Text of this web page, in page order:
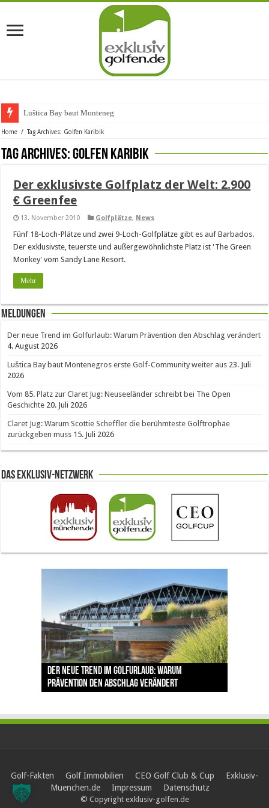
Luštica Bay baut Montenegros
Home / Tag Archives: Golfen Karibik
Tag Archives:Golfen Karibik
Der exklusivste Golfplatz der Welt: 2.900
€ Greenfee
13. November 2010 Golfplätze, News
Fünf 18-Loch-Plätze und zwei 9-Loch-Golfplätze gibt es auf Barbados.
Der exklusivste, teuerste und außergewöhnlichste Platz ist 'The Green
Monkey' vom Sandy Lane Resort.
Mehr
Meldungen
Der neue Trend im Golfurlaub: Warum Prävention den Abschlag verändert
4. August 2026
Luštica Bay baut Montenegros erste Golf-Community weiter aus 23. Juli
2026
Vom 85. Platz zur Claret Jug: Neuseeländer schreibt bei The Open
Geschichte 20. Juli 2026
Claret Jug: Warum Scottie Scheffler die berühmteste Golftrophäe
zurückgeben muss 15. Juli 2026
Das Exklusiv-Netzwerk
Der neue Trend im Golfurlaub: Warum
Prävention den Abschlag verändert
Luštica Bay baut Montenegros erste Golf-
Community weiter aus
Vom 85. Platz zur Claret Jug: Neuseeländer
schreibt bei The Open Geschichte
Claret Jug: Warum Scottie Scheffler die
berühmteste Golftrophäe zurückgeben muss
The Open 2026 in Royal Birkdale: Warum der
traditionsreiche Linksplatz zu den größten
Herausforderungen im Golfsport zählt
Golf-Fakten Golf Immobilien CEO Golf Club & Cup
Exklusiv-
Muenchen.de
Impressum Datenschutz
© Copyright exklusiv-golfen.de